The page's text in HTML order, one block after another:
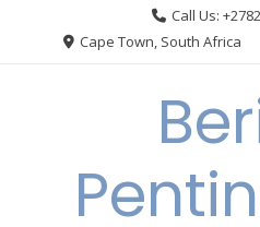
Call Us:
Cape Town, South Africa